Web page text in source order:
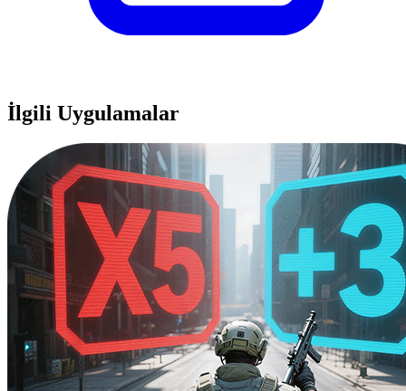
İlgili Uygulamalar